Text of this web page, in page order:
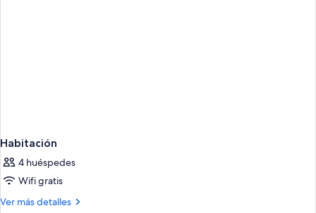
Habitación
4 huéspedes
Wifi gratis
Ver más detalles
Más